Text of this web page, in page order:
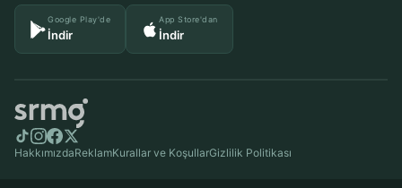
Google Play'de
İndir
App Store'dan
İndir
HakkımızdaReklamKurallar ve KoşullarGizlilik Politikası